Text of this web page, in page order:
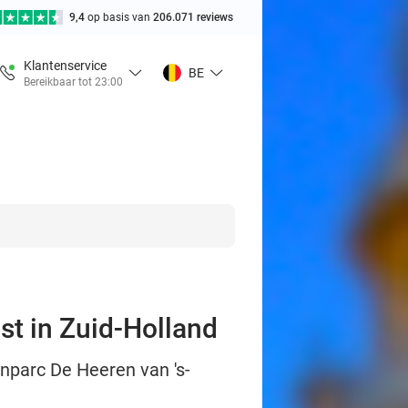
9,4 op basis van 206.071 reviews
Klantenservice
Bereikbaar tot 23:00
BE
in Zuid-Holland
De Heeren van 's-